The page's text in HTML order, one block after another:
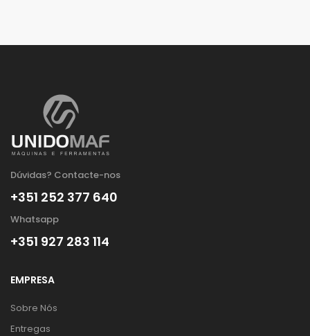
Dúvidas? Contacte-nos
+351 252 377 640
Whatsapp
+351 927 283 114
EMPRESA
Sobre Nós
Entregas